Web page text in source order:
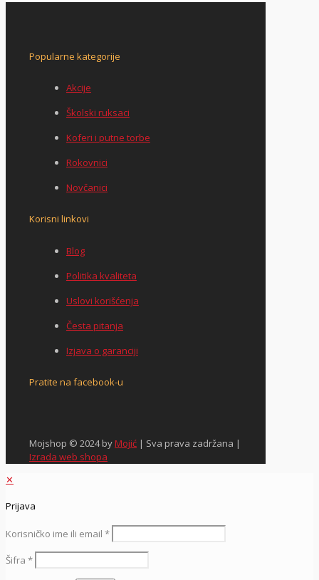
Popularne kategorije
Akcije
Školski ruksaci
Koferi i putne torbe
Rokovnici
Novčanici
Korisni linkovi
Blog
Politika kvaliteta
Uslovi korišćenja
Česta pitanja
Izjava o garanciji
Pratite na facebook-u
Mojshop © 2024 byMojić | Sva prava zadržana |
Izrada web shopa
✕
Prijava
Korisničko ime ili email *
Šifra *